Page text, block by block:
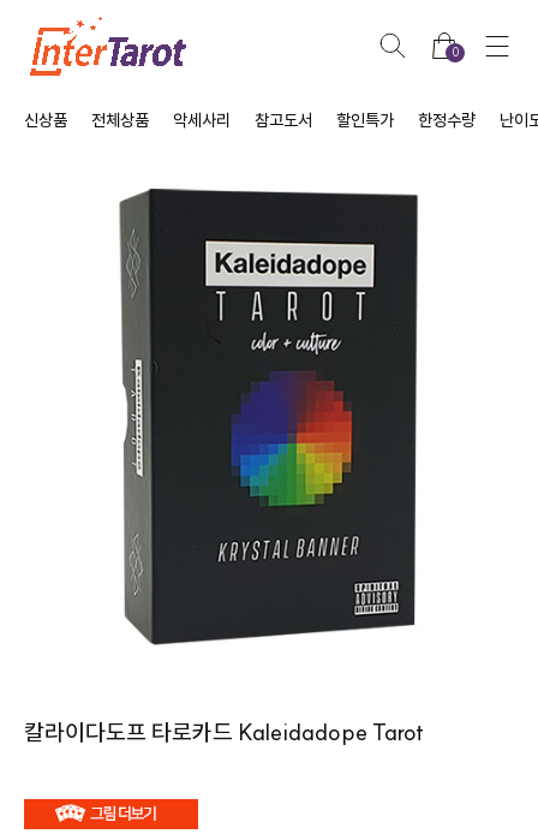
0
신상품 전체상품 악세사리 참고도서 할인특가 한정수량 난이
칼라이다도프 타로카드 Kaleidadope Tarot